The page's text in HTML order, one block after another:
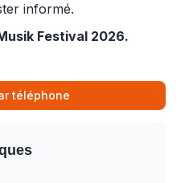
informé.
Festival 2026.
téléphone